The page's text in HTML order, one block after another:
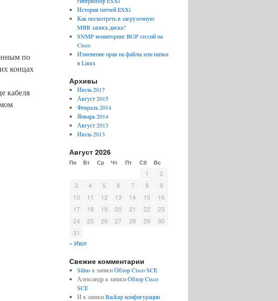
по
концах
кабеля
История патчей ESXi
Как посмотреть в загрузочную
MBR запись диска?
SNMP мониторинг BGP сессий на
Cisco
Изменение прав на файлы или папки
в Linux
Архивы
Июль 2017
Август 2015
Февраль 2014
Январь 2014
Август 2013
Июль 2013
Август 2026
Пн Вт Ср Чт Пт Сб Вс
« Июл
1
2
3
4 5 6 7 8
9
10
11 12 13 14 15
16
17
18 19 20 21 22
23
24
25 26 27 28 29
30
31
Свежие комментарии
Siliusк записиОбзор Cisco SCE
Александрк записиОбзор Cisco
SCE
И к записиBackup конфигурации